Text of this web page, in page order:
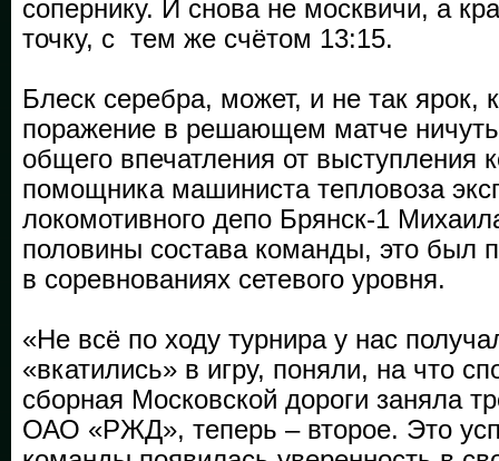
сопернику. И снова не москвичи, а
точку, с тем же счётом 13:15.
Блеск серебра, может, и не так ярок,
поражение в решающем матче
общего впечатления от
помощника машиниста тепловоза
локомотивного депо Брянск-1
половины состава команды, это был
в соревнованиях сетевого уровня.
«Не всё по ходу турнира у нас
«вкатились» в игру, поняли, на что
сборная Московской дороги заняла
ОАО «РЖД», теперь – второе. Это